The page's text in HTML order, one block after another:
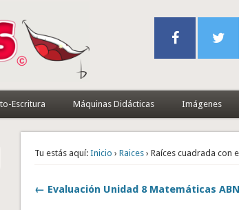
Escritura Máquinas Didácticas Imágenes
Tu estás aquí: Inicio ›Raices › Raíces cuadrada con
← Evaluación Unidad 8 Matemáticas